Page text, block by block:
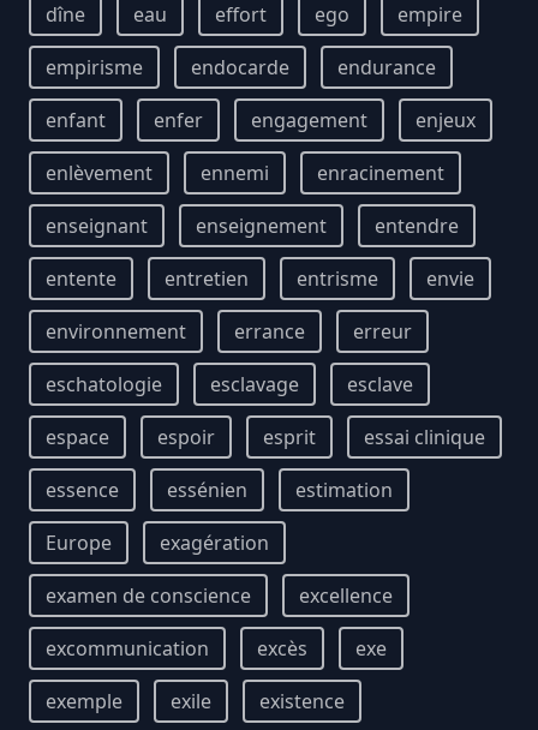
dîne
eau effort ego
empire
empirisme
endocarde
endurance
enfant
enfer engagement
enjeux
enlèvement
ennemi
enracinement
enseignant
enseignement
entendre
entente
entretien entrisme
envie
environnement
errance
erreur
eschatologie
esclavage
esclave
espace
espoir esprit
essai clinique
essence
essénien
estimation
Europe
exagération
examen de conscience
excellence
excommunication
excès
exe
exemple
exile
existence